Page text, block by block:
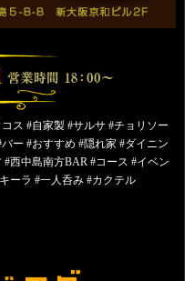
ス #自家製 #サルサ #チョリソー
ー #おすすめ #隠れ家 #ダイニン
西中島南方BAR #コース #イベン
ーラ #一人呑み #カクテル